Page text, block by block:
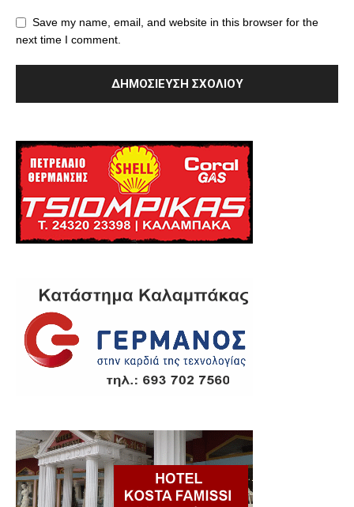
Save my name, email, and website in this browser for the
next time I comment.